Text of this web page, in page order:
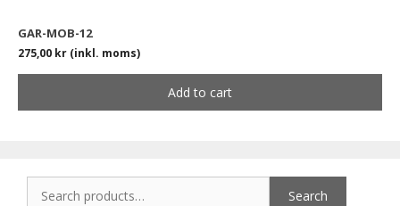
GAR-MOB-12
275,00 kr (inkl. moms)
Add to cart
Search